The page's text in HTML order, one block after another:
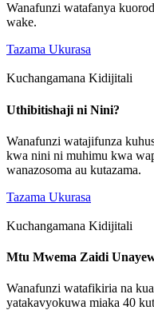
Wanafunzi watafanya
wake.
Tazama Ukurasa
Kuchangamana Kidijitali
Uthibitishaji ni Nini?
Wanafunzi watajifunza
kwa nini ni muhimu kwa
wanazosoma au kutazama.
Tazama Ukurasa
Kuchangamana Kidijitali
Mtu Mwema Zaidi
Wanafunzi watafikiria na
yatakavyokuwa miaka 40